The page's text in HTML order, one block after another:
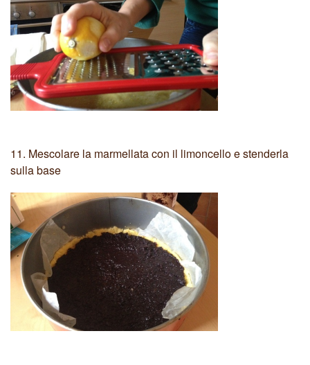
11. Mescolare la marmellata con il limoncello e stenderla
sulla base